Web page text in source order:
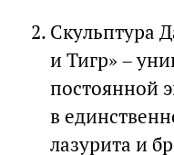
Скульптура
и Тигр» –
постоянной
в
лазурита и